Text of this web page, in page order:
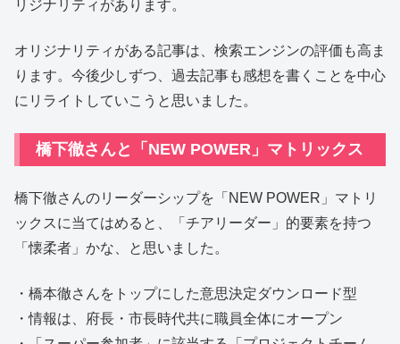
リジナリティがあります。
オリジナリティがある記事は、検索エンジンの評価も高ま
ります。今後少しずつ、過去記事も感想を書くことを中心
にリライトしていこうと思いました。
橋下徹さんと「NEW POWER」マトリックス
橋下徹さんのリーダーシップを「NEW POWER」マトリ
ックスに当てはめると、「チアリーダー」的要素を持つ
「懐柔者」かな、と思いました。
・橋本徹さんをトップにした意思決定ダウンロード型
・情報は、府長・市長時代共に職員全体にオープン